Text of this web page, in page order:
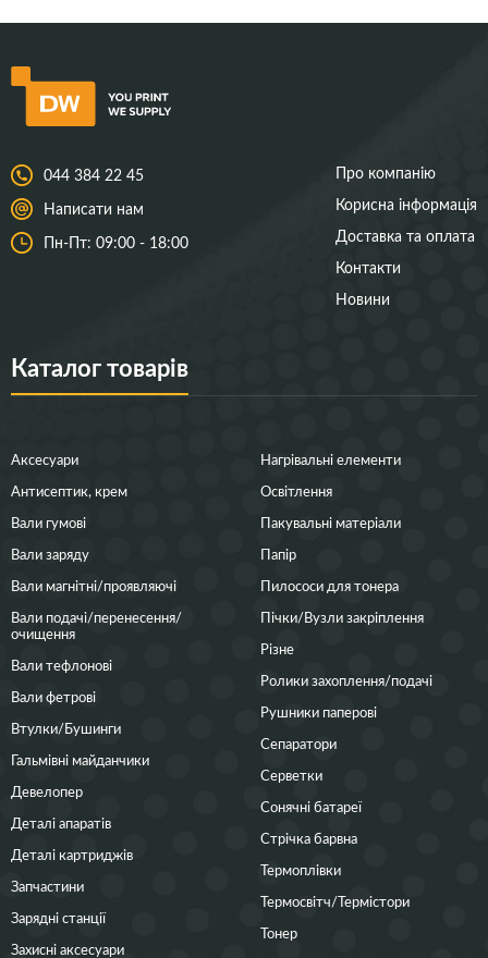
044 384 22 45
Написати нам
Пн-Пт: 09:00 - 18:00
Про компанію
Корисна інформація
Доставка та оплата
Контакти
Новини
Каталог товарів
Аксесуари
Антисептик, крем
Вали гумові
Вали заряду
Вали магнітні/проявляючі
Вали подачі/перенесення/
очищення
Вали тефлонові
Вали фетрові
Втулки/Бушинги
Гальмівні майданчики
Девелопер
Деталі апаратів
Деталі картриджів
Запчастини
Зарядні станції
Захисні аксесуари
Нагрівальні елементи
Освітлення
Пакувальні матеріали
Папір
Пилососи для тонера
Пічки/Вузли закріплення
Різне
Ролики захоплення/подачі
Рушники паперові
Сепаратори
Серветки
Сонячні батареї
Стрічка барвна
Термоплівки
Термосвітч/Термістори
Тонер